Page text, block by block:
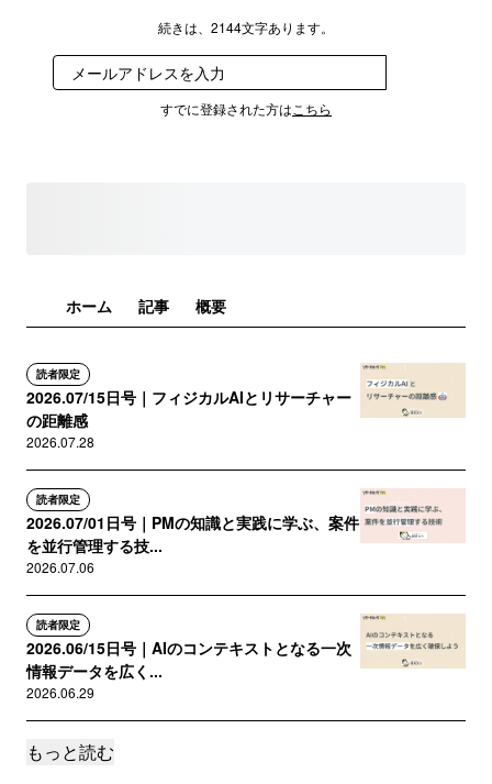
続きは、2144文字あります。
すでに登録された方は こちら
ホーム 記事 概要
読者限定
2026.07/15日号｜フィジカルAIとリサーチャー
の距離感
2026.07.28
読者限定
2026.07/01日号｜PMの知識と実践に学ぶ、案件
を並行管理する技...
2026.07.06
読者限定
2026.06/15日号｜AIのコンテキストとなる一次
情報データを広く...
2026.06.29
読者限定
もっと読む